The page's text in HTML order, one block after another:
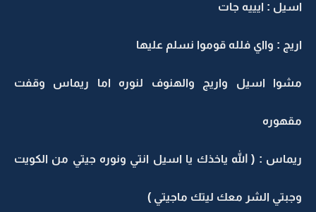
اسيل : ايييه جات
اريج : وااي فلله قوموا نسلم عليها
مشوا اسيل واريج والهنوف لنوره اما ريماس وقفت
مقهوره
ريماس : ( الله ياخذك يا اسيل انتي ونوره جيتي من الكويت
وجبتي الشر معك ليتك ماجيتي )